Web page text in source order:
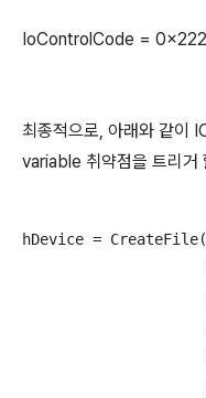
IoControlCode =
최종적으로, 아래와 같이
variable 취약점을 트리거
hDevice =